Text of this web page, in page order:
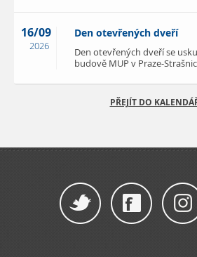
16/09
2026
Den otevřených dveří
Den otevřených dveří se
budově MUP v Praze-
PŘEJÍT DO